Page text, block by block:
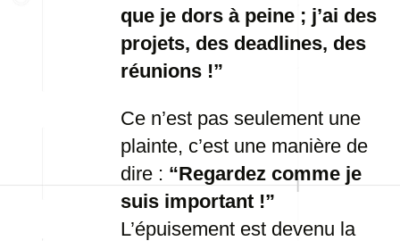
que je dors à peine ; j’ai des
projets, des deadlines, des
réunions !”
Ce n’est pas seulement une
plainte, c’est une manière de
dire : “Regardez comme je
suis important !”
L’épuisement est devenu la